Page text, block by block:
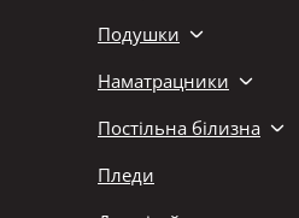
Подушки
Наматрацники
Постільна білизна
Пледи